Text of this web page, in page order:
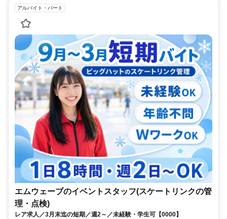
アルバイト・パート
エムウェーブのイベントスタッフ(スケートリンクの管
理・点検)
レア求人／3月末迄の短期／週2～／未経験・学生可【0000】